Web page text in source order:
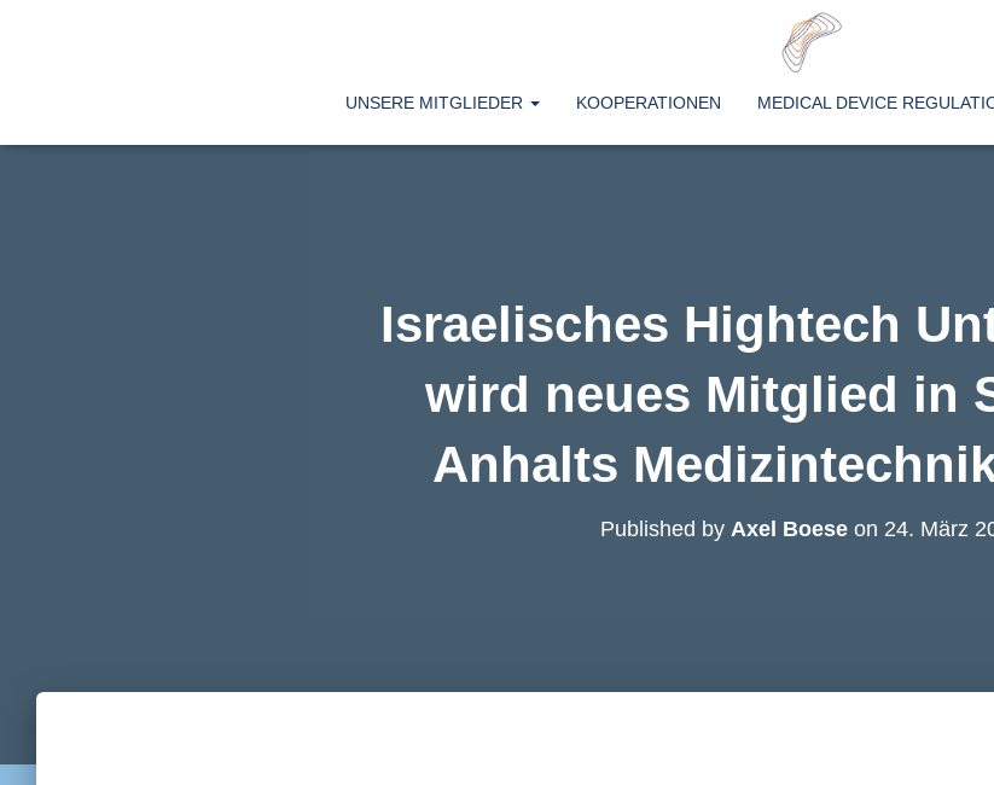
UNSERE MITGLIEDER KOOPERATIONEN MEDICAL DEVICE
Israelisches Hightech
wird neues Mitglied in
Anhalts
Published by Axel Boeseon 24. März